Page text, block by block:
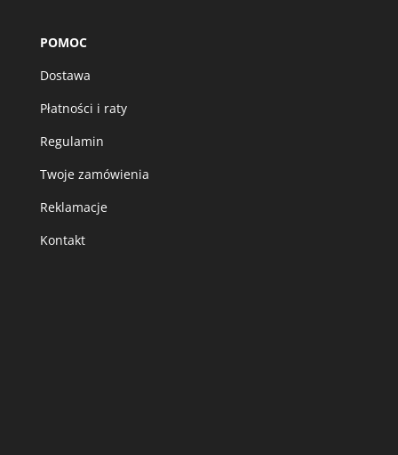
POMOC
Dostawa
Płatności i raty
Regulamin
Twoje zamówienia
Reklamacje
Kontakt